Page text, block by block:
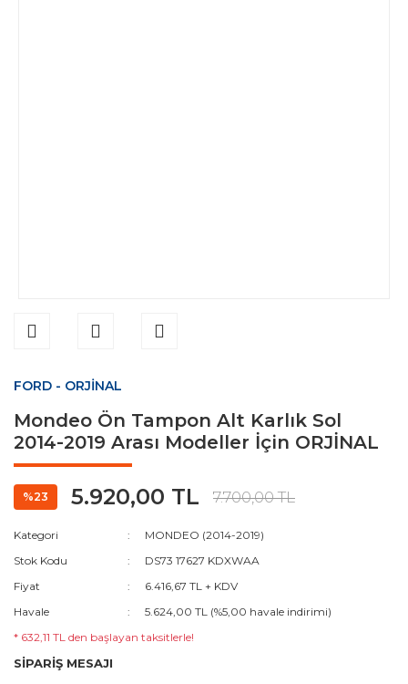
FORD - ORJİNAL
Mondeo Ön Tampon Alt Karlık Sol
2014-2019 Arası Modeller İçin ORJİNAL
%23 5.920,00 TL 7.700,00 TL
Kategori
MONDEO (2014-2019)
Stok Kodu
DS73 17627 KDXWAA
Fiyat
6.416,67 TL + KDV
Havale
5.624,00 TL (%5,00 havale indirimi)
* 632,11 TL den başlayan taksitlerle!
SİPARİŞ MESAJI